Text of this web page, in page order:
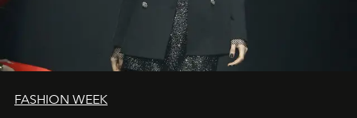
FASHION WEEK